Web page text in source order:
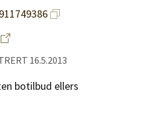
911749386
16.5.2013
botilbud ellers